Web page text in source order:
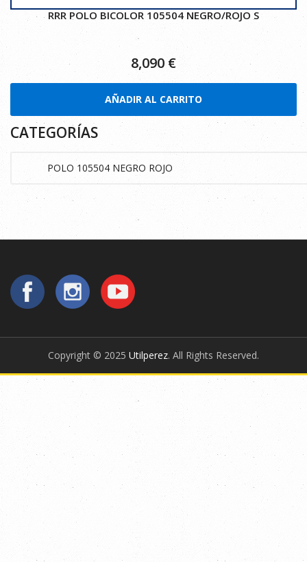
RRR POLO BICOLOR 105504 NEGRO/ROJO S
8,090 €
AÑADIR AL CARRITO
CATEGORÍAS
Copyright © 2025 Utilperez. All Rights Reserved.